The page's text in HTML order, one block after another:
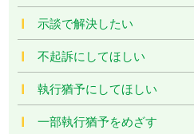
示談で解決したい
不起訴にしてほしい
執行猶予にしてほしい
一部執行猶予をめざす